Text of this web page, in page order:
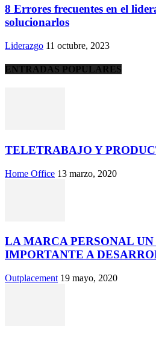
8 Errores frecuentes en el
solucionarlos
Liderazgo 11 octubre, 2023
ENTRADAS POPULARES
TELETRABAJO Y
Home Office 13 marzo, 2020
LA MARCA PERSONAL
IMPORTANTE A
Outplacement 19 mayo, 2020